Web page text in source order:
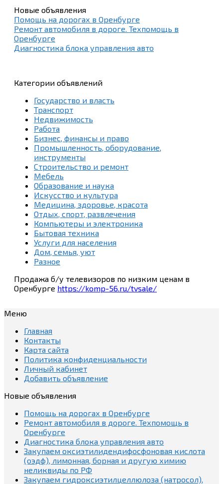
Новые объявления
Помощь на дорогах в Оренбурге
Ремонт автомобиля в дороге. Техпомощь в
Оренбурге
Диагностика блока управления авто
Категории объявлений
Государство и власть
Транспорт
Недвижимость
Работа
Бизнес, финансы и право
Промышленность, оборудование,
инструменты
Строительство и ремонт
Мебель
Образование и наука
Искусство и культура
Медицина, здоровье, красота
Отдых, спорт, развлечения
Компьютеры и электроника
Бытовая техника
Услуги для населения
Дом, семья, уют
Разное
Продажа б/у телевизоров по низким ценам в
Оренбурге https://komp-56.ru/tvsale/
Меню
Главная
Контакты
Карта сайта
Политика конфиденциальности
Личный кабинет
Добавить объявление
Новые объявления
Помощь на дорогах в Оренбурге
Ремонт автомобиля в дороге. Техпомощь в
Оренбурге
Диагностика блока управления авто
Закупаем оксиэтилидендифосфоновая кислота
(оэдф), лимонная, борная и другую химию
неликвиды по РФ
Закупаем гидроксиэтилцеллюлоза (натросол),